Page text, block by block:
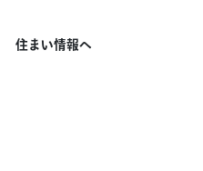
住まい情報へ